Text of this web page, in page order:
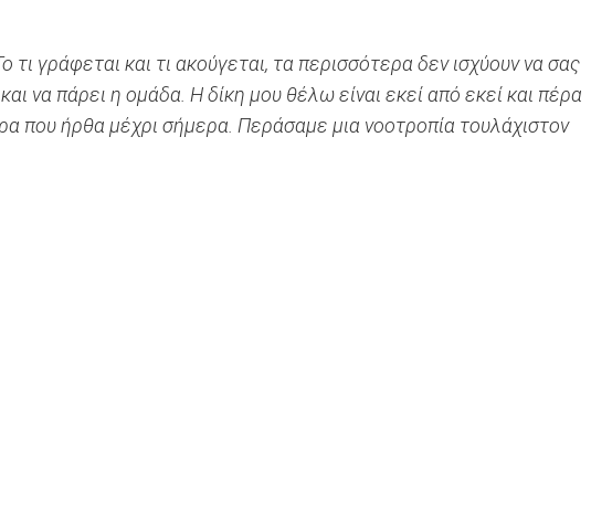
γράφεται και τι ακούγεται, τα περισσότερα δεν ισχύουν να σας
να πάρει η ομάδα. Η δίκη μου θέλω είναι εκεί από εκεί και πέρα
που ήρθα μέχρι σήμερα. Περάσαμε μια νοοτροπία τουλάχιστον